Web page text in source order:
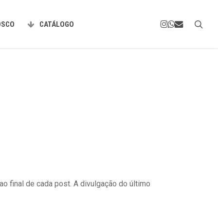
CATÁLOGO INSTAGRAM
WHATSAPP
EMAIL
final de cada post. A divulgação do último